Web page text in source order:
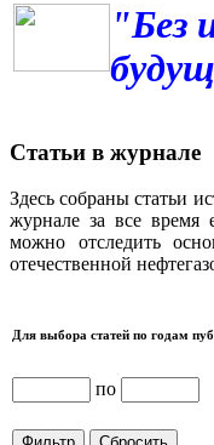
"Без
Статьи в журнале
Здесь собраны статьи
журнале за все время
можно отследить
отечественной
Для выбора статей по годам
по